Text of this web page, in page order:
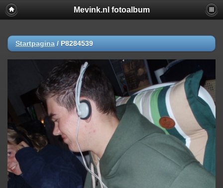
Mevink.nl fotoalbum
Startpagina / P8284539